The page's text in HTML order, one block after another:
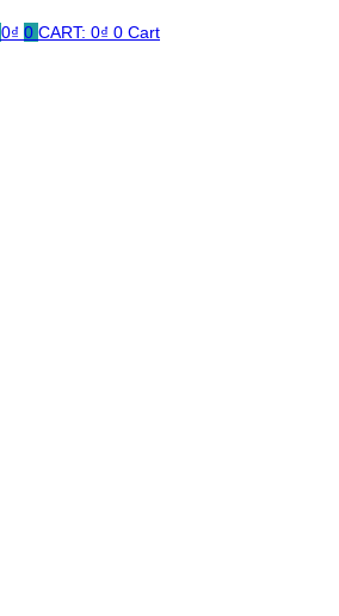
0₫ 0 CART: 0₫ 0 Cart